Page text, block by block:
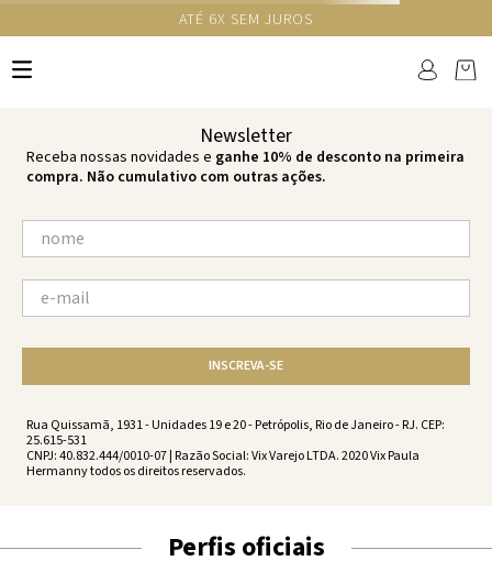
GANHE 10% NA PRIMEIRA COMPRA COM O CUPOM NEWS10
não encontramos resultados para:
'imperial-claire-top-imperial-
es201052-1688'
O que você está procurando?